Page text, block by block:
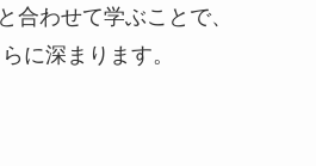
合わせて学ぶことで、
に深まります。